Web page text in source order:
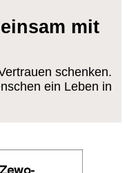
mit
schenken.
ein Leben in